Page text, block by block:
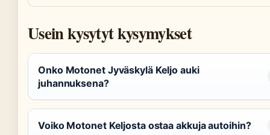
Usein kysytyt kysymykset
Onko Motonet Jyväskylä Keljo auki
juhannuksena?
Voiko Motonet Keljosta ostaa akkuja autoihin?